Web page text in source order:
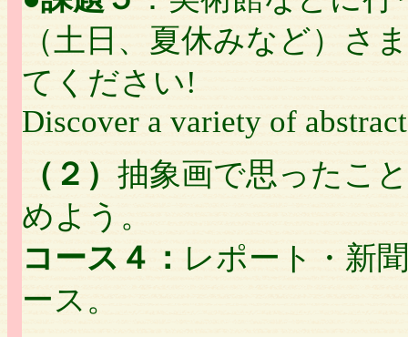
（土日、夏休みなど）さ
てください!
Discover a variety of
（２） 抽象画で思ったこ
めよう。
コース４： レポート・新
ース。